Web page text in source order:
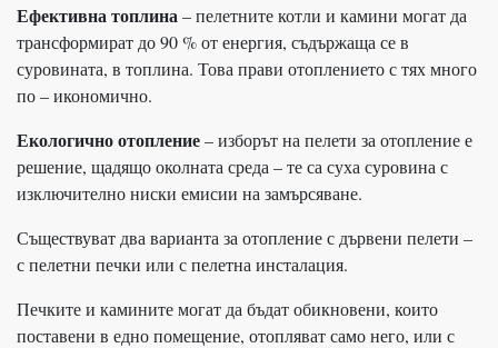
Ефективна топлина– пелетните котли и камини могат да
трансформират до 90 % от енергия, съдържаща се в
суровината, в топлина. Това прави отоплението с тях много
по – икономично.
Екологично отопление– изборът на пелети за отопление е
решение, щадящо околната среда – те са суха суровина с
изключително ниски емисии на замърсяване.
Съществуват два варианта за отопление с дървени пелети –
с пелетни печки или с пелетна инсталация.
Печките и камините могат да бъдат обикновени, които
поставени в едно помещение, отопляват само него, или с